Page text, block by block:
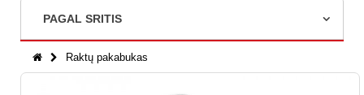
PAGAL SRITIS
Raktų pakabukas